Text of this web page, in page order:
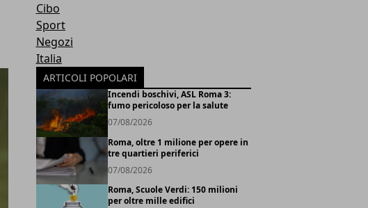
Cibo
Sport
Negozi
Italia
ARTICOLI POPOLARI
Incendi boschivi, ASL Roma 3:
fumo pericoloso per la salute
07/08/2026
Roma, oltre 1 milione per opere in
tre quartieri periferici
07/08/2026
Roma, Scuole Verdi: 150 milioni
per oltre mille edifici